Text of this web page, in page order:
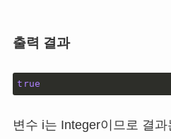
출력 결과
true
변수 i는 Integer이므로 결